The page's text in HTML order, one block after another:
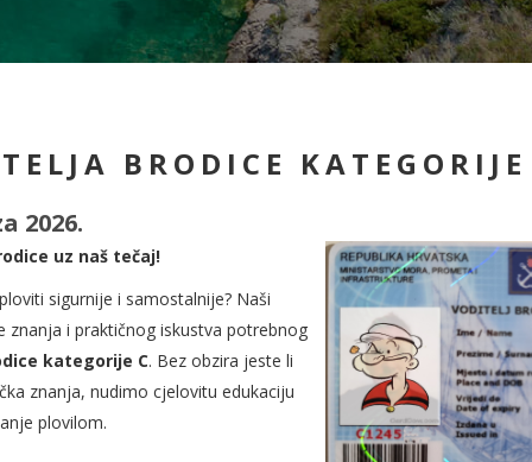
BRODICE KATEGORIJE
2026.
uz naš tečaj!
sigurnije i samostalnije? Naši
znanja i praktičnog iskustva potrebnog
kategorije C. Bez obzira jeste li
znanja, nudimo cjelovitu edukaciju
plovilom.